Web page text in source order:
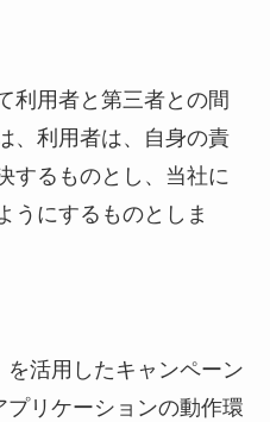
利用者と第三者との間
、利用者は、自身の責
するものとし、当社に
うにするものとしま
を活用したキャンペーン
リケーションの動作環